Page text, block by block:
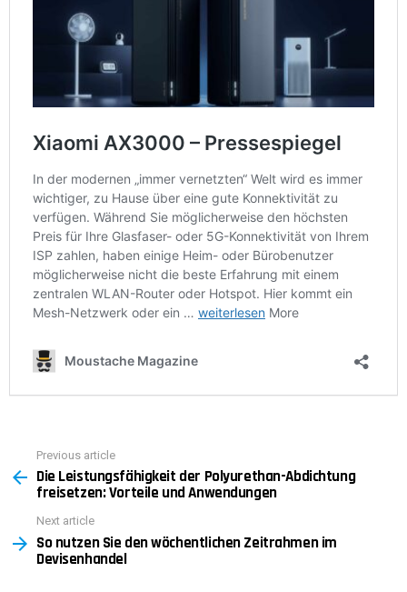
more
Previous article
Die Leistungsfähigkeit der Polyurethan-Abdichtung
freisetzen: Vorteile und Anwendungen
Next article
So nutzen Sie den wöchentlichen Zeitrahmen im
Devisenhandel